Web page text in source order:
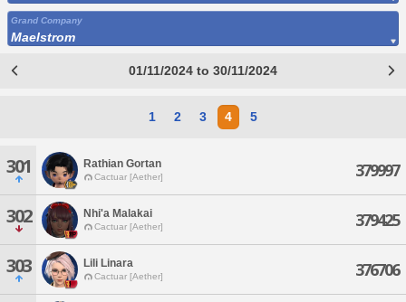
Grand Company
Maelstrom
01/11/2024 to 30/11/2024
1 2 3 4 5
301 Rathian Gortan
Cactuar [Aether] 379997
302 Nhi'a Malakai
Cactuar [Aether] 379425
303 Lili Linara
Cactuar [Aether] 376706